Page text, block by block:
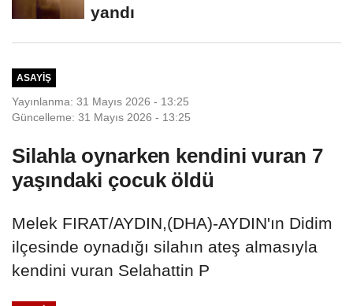
yandı
ASAYIŞ
Yayınlanma: 31 Mayıs 2026 - 13:25
Güncelleme: 31 Mayıs 2026 - 13:25
Silahla oynarken kendini vuran 7
yaşındaki çocuk öldü
Melek FIRAT/AYDIN,(DHA)-AYDIN'ın Didim
ilçesinde oynadığı silahın ateş almasıyla
kendini vuran Selahattin P